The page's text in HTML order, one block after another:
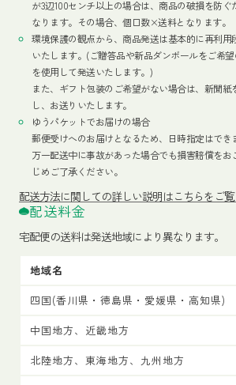
が3辺100センチ以上の場合は、商品の破損を防ぐ
なります。その場合、個口数×送料となります。
環境保護の観点から、商品発送は基本的に再利用
いたします。(ご贈答品や新品ダンボールをご希
を使用して発送いたします。)
また、ギフト包装のご希望がない場合は、新聞紙
し、お送りいたします。
ゆうパケットでお届けの場合
郵便受けへのお届けとなるため、日時指定はでき
万一配送中に事故があった場合でも損害賠償をお
じめご了承ください。
配送方法に関しての詳しい説明はこちらをご覧
配送料金
宅配便の送料は発送地域により異なります。
地域名
四国(香川県・徳島県・愛媛県・高知県)
中国地方、近畿地方
北陸地方、東海地方、九州地方